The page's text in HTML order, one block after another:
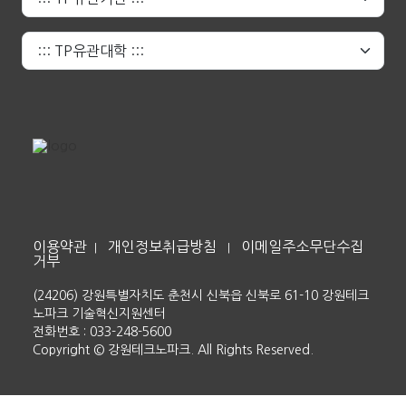
이용약관 개인정보취급방침
이메일주소무단수집
거부
(24206) 강원특별자치도 춘천시 신북읍 신북로 61-10 강원테크
노파크 기술혁신지원센터
전화번호 : 033-248-5600
Copyright © 강원테크노파크. All Rights Reserved.